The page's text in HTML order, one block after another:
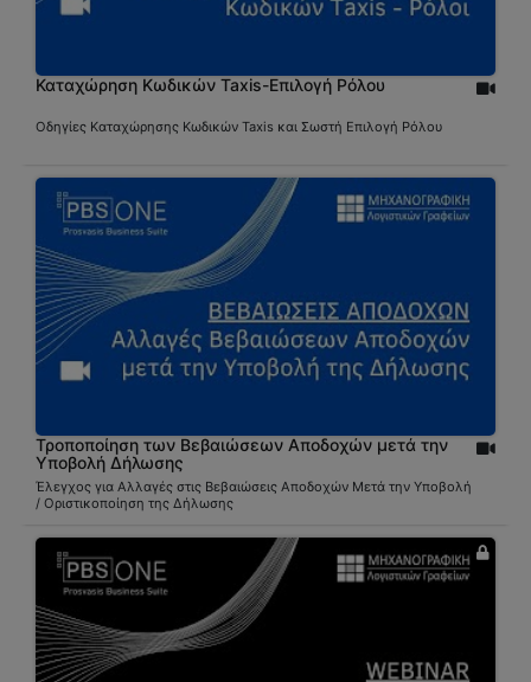
Καταχώρηση Κωδικών Taxis-Επιλογή Ρόλου
Οδηγίες Καταχώρησης Κωδικών Taxis και Σωστή Επιλογή Ρόλου
Τροποποίηση των Βεβαιώσεων Αποδοχών μετά την
Υποβολή Δήλωσης
Έλεγχος για Αλλαγές στις Βεβαιώσεις Αποδοχών Μετά την Υποβολή
/ Οριστικοποίηση της Δήλωσης